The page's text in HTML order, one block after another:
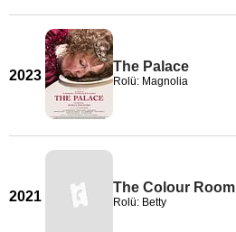
2023
The Palace
Rolü: Magnolia
2021
The Colour Room
Rolü: Betty